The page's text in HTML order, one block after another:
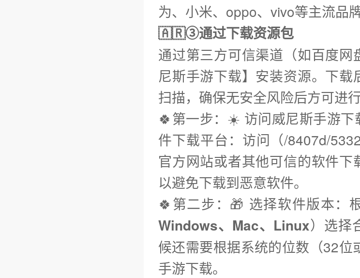
为、小米、oppo、vivo等主流品牌
🇦🇷③通过下载资源包
通过第三方可信渠道（如百度网
尼斯手游下载】安装资源。下载
扫描，确保无安全风险后方可进行
🍀第一步：☀️ 访问威尼斯手游下
件下载平台：访问（/8407d/
官方网站或者其他可信的软件下
以避免下载到恶意软件。
🍀第二步：🎁 选择软件版本：
Windows、Mac、Linux）选择
候还需要根据系统的位数（32位
手游下载。